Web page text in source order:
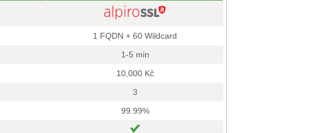
1 FQDN + 60 Wildcard
1-5 min
10,000 Kč
3
99.99%